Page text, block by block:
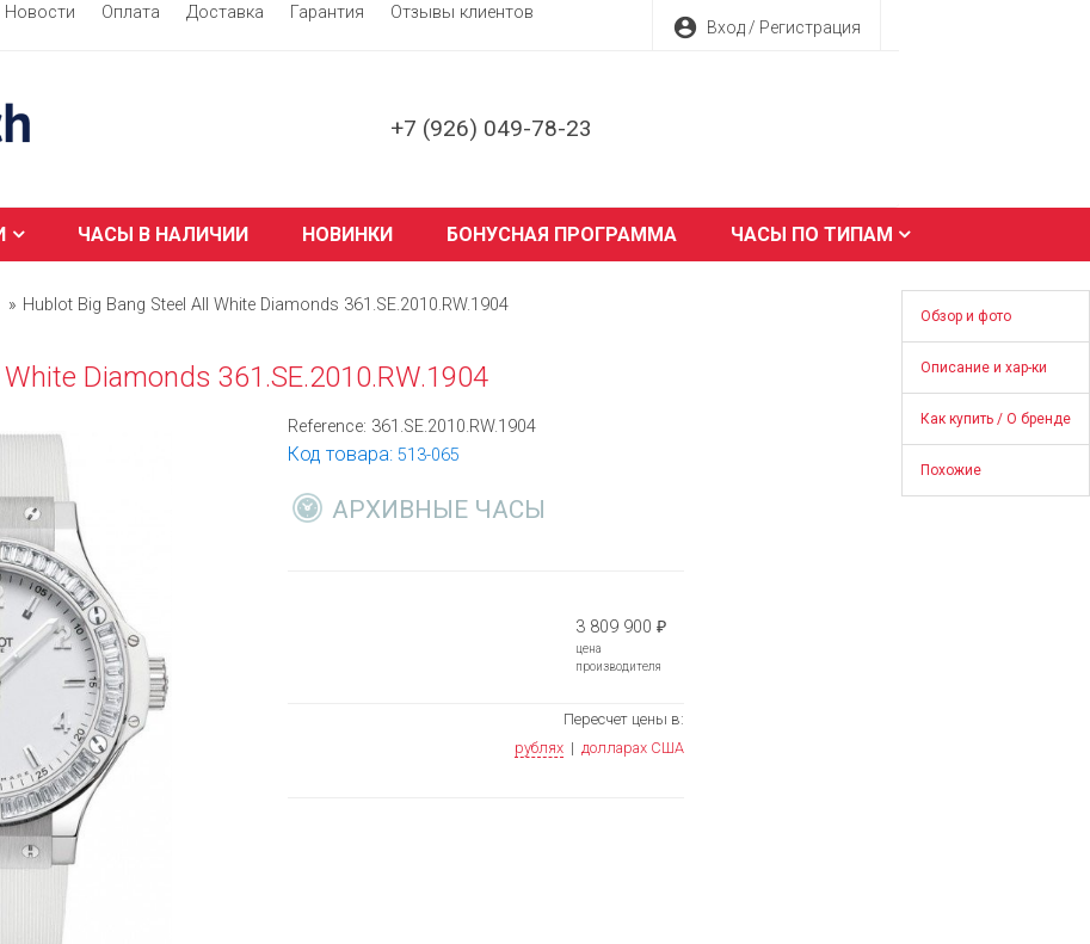
Новости Оплата Доставка Гарантия
Отзывы клиентов
account_circle Вход / Регистрация
+7 (926) 049-78-23
ЧАСЫ В НАЛИЧИИ НОВИНКИ БОНУСНАЯ ПРОГРАММА ЧАСЫ ПО ТИПАМ
Обзор и фото
Описание и хар-ки
Как купить / О бренде
Похожие
Hublot Big Bang Steel All White Diamonds 361.SE.2010.RW.1904
Diamonds 361.SE.2010.RW.1904
Reference: 361.SE.2010.RW.1904
Код товара: 513-065
АРХИВНЫЕ ЧАСЫ
3 809 900₽
цена
производителя
Пересчет цены в:
рублях | долларах США